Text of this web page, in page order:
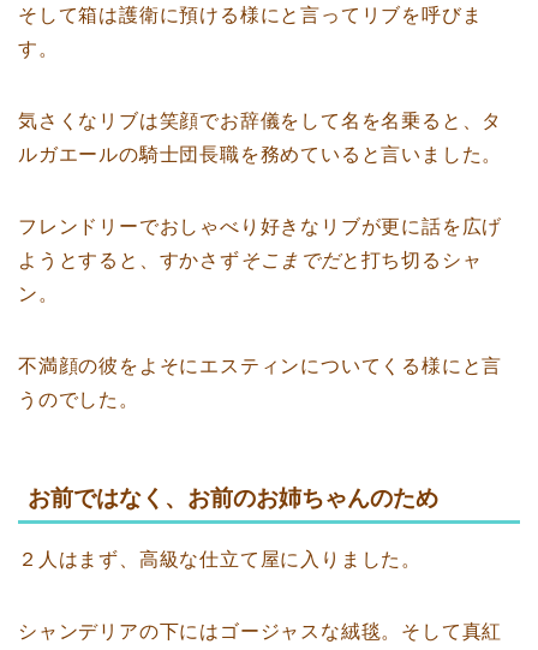
そして箱は護衛に預ける様にと言ってリブを呼びま
す。
気さくなリブは笑顔でお辞儀をして名を名乗ると、タ
ルガエールの騎士団長職を務めていると言いました。
フレンドリーでおしゃべり好きなリブが更に話を広げ
ようとすると、すかさずそこまでだと打ち切るシャ
ン。
不満顔の彼をよそにエスティンについてくる様にと言
うのでした。
お前ではなく、お前のお姉ちゃんのため
２人はまず、高級な仕立て屋に入りました。
シャンデリアの下にはゴージャスな絨毯。そして真紅